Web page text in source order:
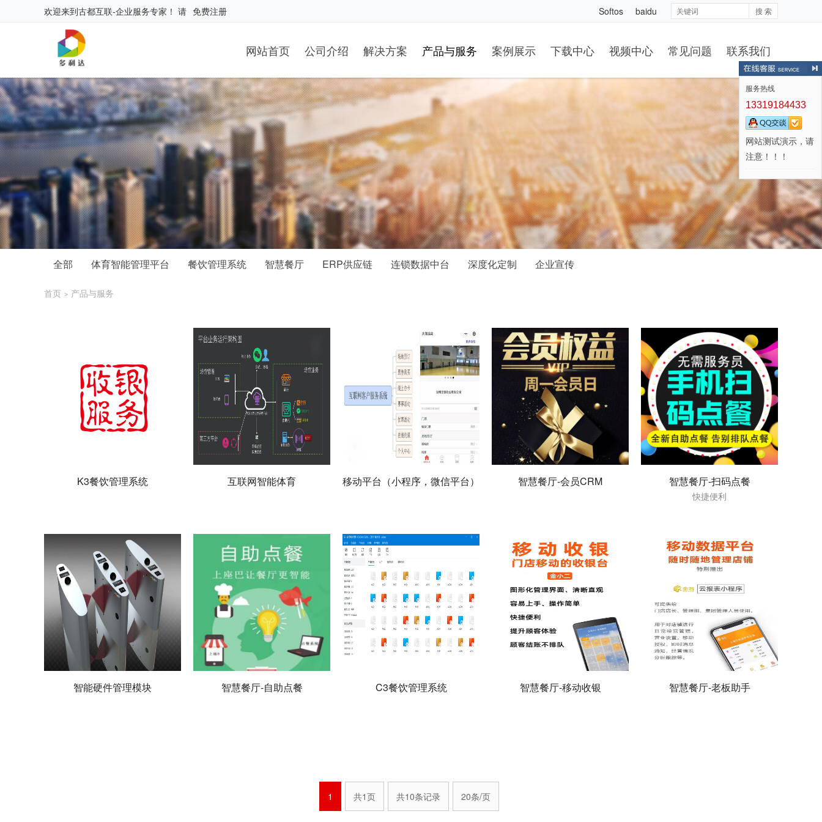
Softos baidu
欢迎来到古都互联-企业服务专家 ！ 请 免费注册 搜 索
网站首页 公司介绍 解决方案 产品与服务 案例展示 下载中心 视频中心 常见问题 联系我们
全部 体育智能管理平台 餐饮管理系统 智慧餐厅 ERP供应链 连锁数据中台 深度化定制 企业宣传
首页 > 产品与服务
K3餐饮管理系统 互联网智能体育 移动平台（小程序，微信平台） 智慧餐厅-会员CRM 智慧餐厅-扫码点餐
快捷便利
智能硬件管理模块 智慧餐厅-自助点餐 C3餐饮管理系统 智慧餐厅-移动收银 智慧餐厅-老板助手
1 共1页 共10条记录 20条/页
服务热线
13319184433
网站测试演示，请
注意！！！